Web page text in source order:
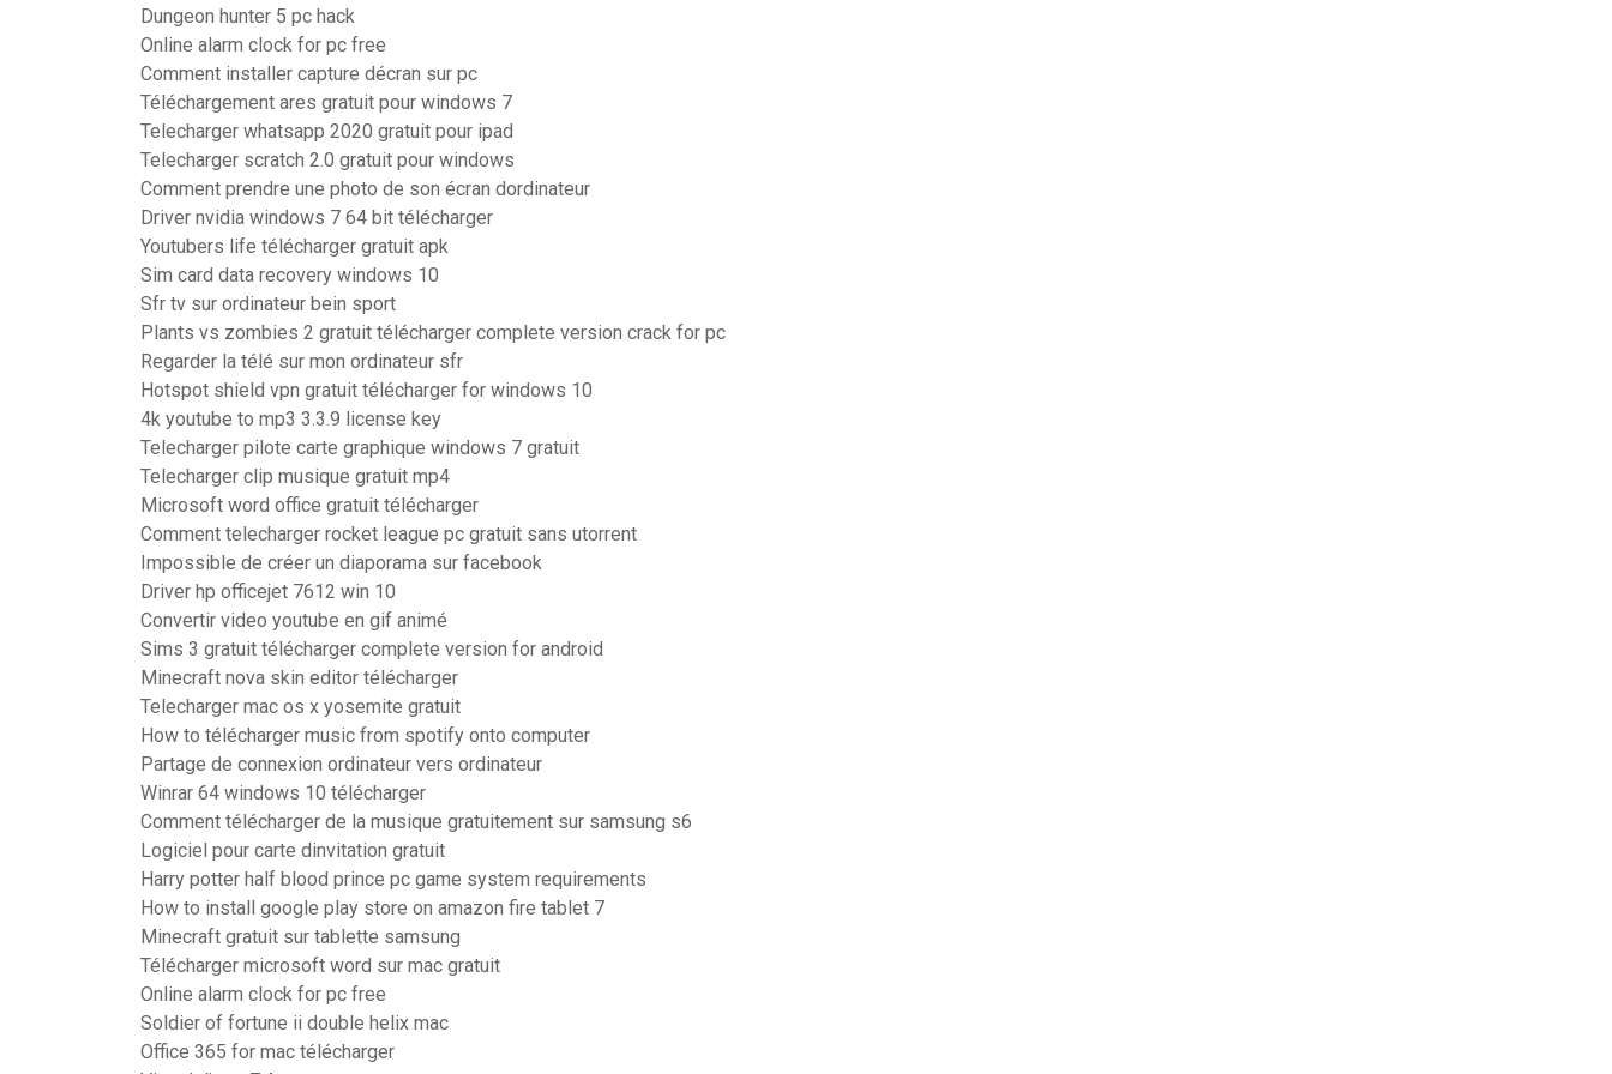
Dungeon hunter 5 pc hack
Online alarm clock for pc free
Comment installer capture décran sur pc
Téléchargement ares gratuit pour windows 7
Telecharger whatsapp 2020 gratuit pour ipad
Telecharger scratch 2.0 gratuit pour windows
Comment prendre une photo de son écran dordinateur
Driver nvidia windows 7 64 bit télécharger
Youtubers life télécharger gratuit apk
Sim card data recovery windows 10
Sfr tv sur ordinateur bein sport
Plants vs zombies 2 gratuit télécharger complete version crack for pc
Regarder la télé sur mon ordinateur sfr
Hotspot shield vpn gratuit télécharger for windows 10
4k youtube to mp3 3.3.9 license key
Telecharger pilote carte graphique windows 7 gratuit
Telecharger clip musique gratuit mp4
Microsoft word office gratuit télécharger
Comment telecharger rocket league pc gratuit sans utorrent
Impossible de créer un diaporama sur facebook
Driver hp officejet 7612 win 10
Convertir video youtube en gif animé
Sims 3 gratuit télécharger complete version for android
Minecraft nova skin editor télécharger
Telecharger mac os x yosemite gratuit
How to télécharger music from spotify onto computer
Partage de connexion ordinateur vers ordinateur
Winrar 64 windows 10 télécharger
Comment télécharger de la musique gratuitement sur samsung s6
Logiciel pour carte dinvitation gratuit
Harry potter half blood prince pc game system requirements
How to install google play store on amazon fire tablet 7
Minecraft gratuit sur tablette samsung
Télécharger microsoft word sur mac gratuit
Online alarm clock for pc free
Soldier of fortune ii double helix mac
Office 365 for mac télécharger